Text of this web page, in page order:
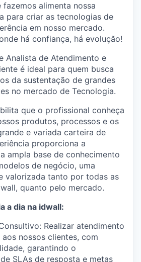
alimenta nossa
para criar as tecnologias de
em nosso mercado.
há confiança, há evolução!
Analista de Atendimento e
é ideal para quem busca
da sustentação de grandes
no mercado de Tecnologia.
que o profissional conheça
produtos, processos e os
e variada carteira de
proporciona a
ampla base de conhecimento
de negócio, uma
valorizada tanto por todas as
quanto pelo mercado.
a dia na idwall:
Realizar atendimento
nossos clientes, com
garantindo o
SLAs de resposta e metas